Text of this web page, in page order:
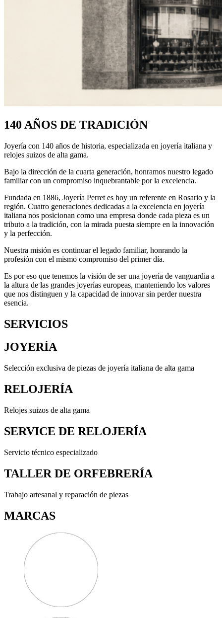
140 AÑOS DE TRADICIÓN
Joyería con 140 años de historia, especializada en joyería italiana y
relojes suizos de alta gama.
Bajo la dirección de la cuarta generación, honramos nuestro legado
familiar con un compromiso inquebrantable por la excelencia.
Fundada en 1886, Joyería Perret es hoy un referente en Rosario y la
región. Cuatro generaciones dedicadas a la excelencia en joyería
italiana nos posicionan como una empresa donde cada pieza es un
tributo a la tradición, con la mirada puesta siempre en la innovación
y la perfección.
Nuestra misión es continuar el legado familiar, honrando la
profesión con el mismo compromiso del primer día.
Es por eso que tenemos la visión de ser una joyería de vanguardia a
la altura de las grandes joyerías europeas, manteniendo los valores
que nos distinguen y la capacidad de innovar sin perder nuestra
esencia.
SERVICIOS
JOYERÍA
Selección exclusiva de piezas de joyería italiana de alta gama
RELOJERÍA
Relojes suizos de alta gama
SERVICE DE RELOJERÍA
Servicio técnico especializado
TALLER DE ORFEBRERÍA
Trabajo artesanal y reparación de piezas
MARCAS